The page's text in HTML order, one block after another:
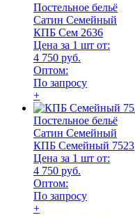
Постельное бельё
Сатин Семейный
КПБ Сем 2636
Цена за 1 шт от:
4 750 руб.
Оптом:
По запросу
+
Постельное бельё
Сатин Семейный
КПБ Семейный 7523
Цена за 1 шт от:
4 750 руб.
Оптом:
По запросу
+